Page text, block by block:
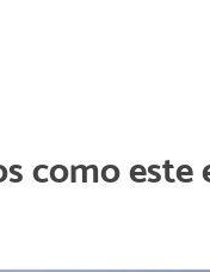
como este